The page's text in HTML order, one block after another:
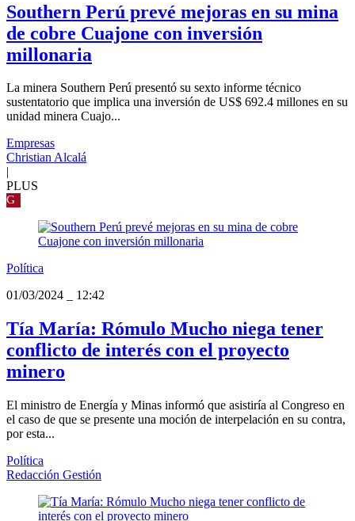
Southern Perú prevé mejoras en su mina
de cobre Cuajone con inversión
millonaria
La minera Southern Perú presentó su sexto informe técnico
sustentatorio que implica una inversión de US$ 692.4 millones en su
unidad minera Cuajo...
Empresas
Christian Alcalá
|
PLUS
G
Política
01/03/2024
12:42
Tía María: Rómulo Mucho niega tener
conflicto de interés con el proyecto
minero
El ministro de Energía y Minas informó que asistiría al Congreso en
el caso de que se presente una moción de interpelación en su contra,
por esta...
Política
Redacción Gestión